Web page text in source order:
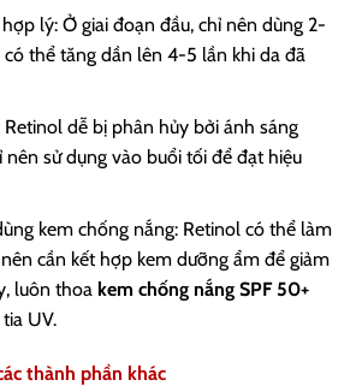
lý: Ở giai đoạn đầu, chỉ nên dùng 2-
thể tăng dần lên 4-5 lần khi da đã
dễ bị phân hủy bởi ánh sáng
sử dụng vào buổi tối để đạt hiệu
kem chống nắng: Retinol có thể làm
cần kết hợp kem dưỡng ẩm để giảm
luôn thoa kem chống nắng SPF 50+
UV.
thành phần khác